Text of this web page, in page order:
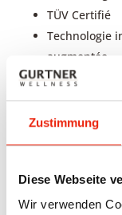
Zustimmung
Diese Webseite
Wir verwenden
TÜV Certifié
Technologie
augmentée
Réflecteur
Bouclier en
profonde
système de
Eco1)